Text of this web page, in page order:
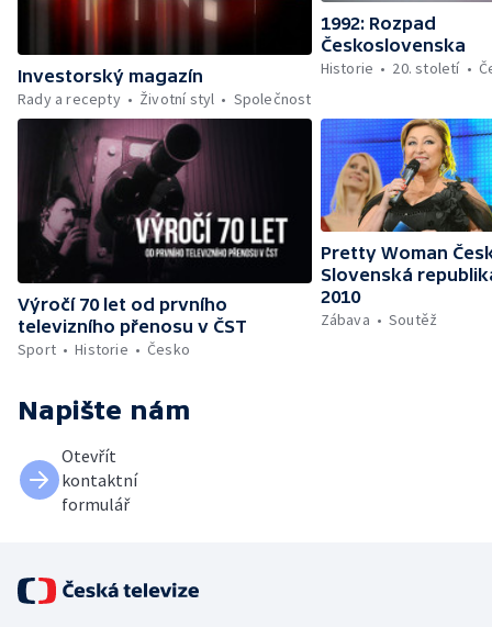
Investorský magazín
Rady a recepty
Životní styl Společnost
1992: Rozpad
Československa
Historie
20. století
Výročí 70 let od prvního
televizního přenosu v ČST
Sport
Historie Česko
Pretty Woman
Slovenská
2010
Zábava
Soutěž
Napište nám
Otevřít
kontaktní
formulář